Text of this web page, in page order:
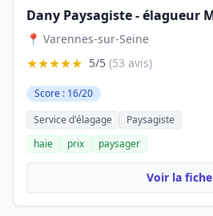
📍 Varennes-sur-Seine
★★★★★ 5/5 (53 avis)
Score : 16/20
Service d'élagage
Paysagiste
haie
prix paysager
Voir la fiche